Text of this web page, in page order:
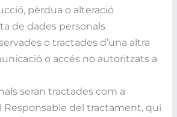
pèrdua o alteració
de dades personals
o tractades d’una altra
o accés no autoritzats a
seran tractades com a
Responsable del tractament, qui